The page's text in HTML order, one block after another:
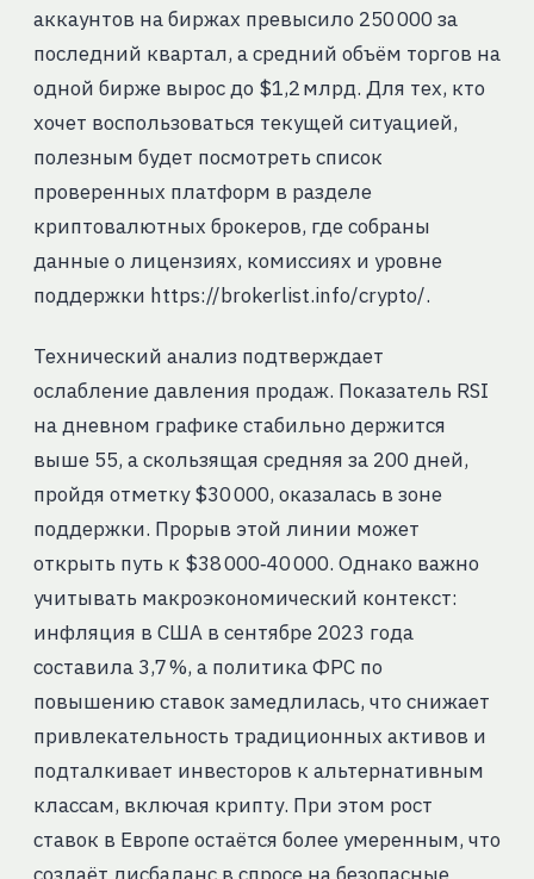
аккаунтов на биржах превысило 250 000 за
последний квартал, а средний объём торгов на
одной бирже вырос до $1,2 млрд. Для тех, кто
хочет воспользоваться текущей ситуацией,
полезным будет посмотреть список
проверенных платформ в разделе
криптовалютных брокеров, где собраны
данные о лицензиях, комиссиях и уровне
поддержки https://brokerlist.info/crypto/.
Технический анализ подтверждает
ослабление давления продаж. Показатель RSI
на дневном графике стабильно держится
выше 55, а скользящая средняя за 200 дней,
пройдя отметку $30 000, оказалась в зоне
поддержки. Прорыв этой линии может
открыть путь к $38 000‑40 000. Однако важно
учитывать макроэкономический контекст:
инфляция в США в сентябре 2023 года
составила 3,7 %, а политика ФРС по
повышению ставок замедлилась, что снижает
привлекательность традиционных активов и
подталкивает инвесторов к альтернативным
классам, включая крипту. При этом рост
ставок в Европе остаётся более умеренным, что